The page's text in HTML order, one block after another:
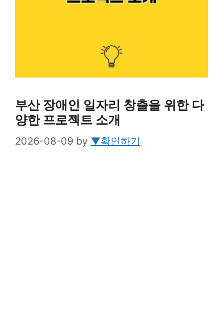
부산 장애인 일자리 창출을 위한 다
양한 프로젝트 소개
2026-08-09 by ▼확인하기